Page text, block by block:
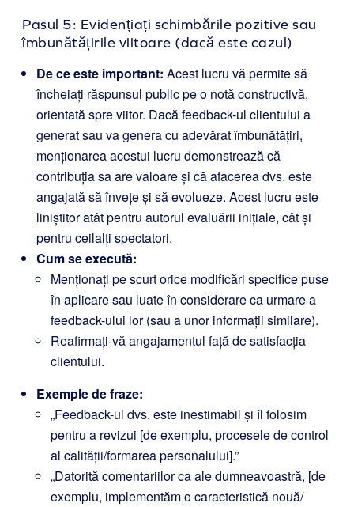
Pasul 5: Evidențiați schimbările pozitive sau
îmbunătățirile viitoare (dacă este cazul)
De ce este important: Acest lucru vă permite să
încheiați răspunsul public pe o notă constructivă,
orientată spre viitor. Dacă feedback-ul clientului a
generat sau va genera cu adevărat îmbunătățiri,
menționarea acestui lucru demonstrează că
contribuția sa are valoare și că afacerea dvs. este
angajată să învețe și să evolueze. Acest lucru este
liniștitor atât pentru autorul evaluării inițiale, cât și
pentru ceilalți spectatori.
Cum se execută:
Menționați pe scurt orice modificări specifice puse
în aplicare sau luate în considerare ca urmare a
feedback-ului lor (sau a unor informații similare).
Reafirmați-vă angajamentul față de satisfacția
clientului.
Exemple de fraze:
„Feedback-ul dvs. este inestimabil și îl folosim
pentru a revizui [de exemplu, procesele de control
al calității/formarea personalului].”
„Datorită comentariilor ca ale dumneavoastră, [de
exemplu, implementăm o caracteristică nouă/